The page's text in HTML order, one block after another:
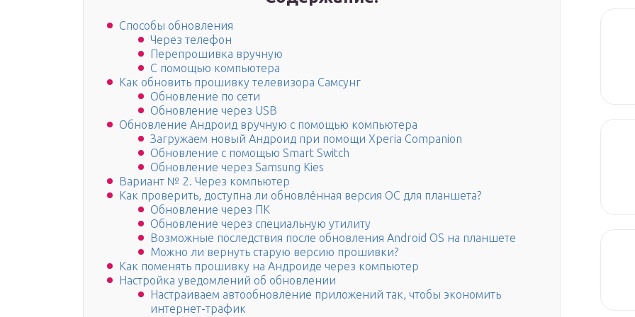
Способы обновления
Через телефон
Перепрошивка вручную
С помощью компьютера
Как обновить прошивку телевизора Самсунг
Обновление по сети
Обновление через USB
Обновление Андроид вручную с помощью компьютера
Загружаем новый Андроид при помощи Xperia Companion
Обновление с помощью Smart Switch
Обновление через Samsung Kies
Вариант № 2. Через компьютер
Как проверить, доступна ли обновлённая версия ОС для планшета?
Обновление через ПК
Обновление через специальную утилиту
Возможные последствия после обновления Android OS на планшете
Можно ли вернуть старую версию прошивки?
Как поменять прошивку на Андроиде через компьютер
Настройка уведомлений об обновлении
Настраиваем автообновление приложений так, чтобы экономить
интернет-трафик